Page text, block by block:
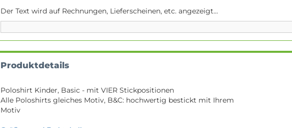
Der Text wird auf Rechnungen, Lieferscheinen, etc. angezeigt...
Produktdetails
Poloshirt Kinder, Basic - mit VIER Stickpositionen
Alle Poloshirts gleiches Motiv, B&C: hochwertig bestickt mit Ihrem
Motiv